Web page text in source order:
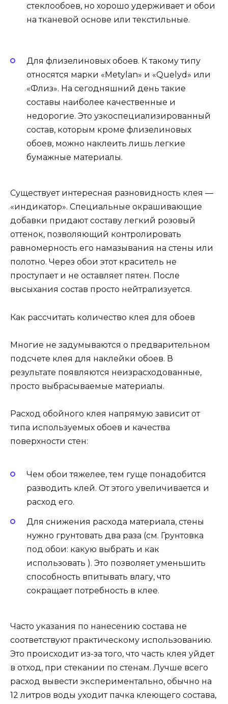
стеклообоев, но хорошо удерживает и обои
на тканевой основе или текстильные.
Для флизелиновых обоев. К такому типу
относятся марки «Metylan» и «Quelyd» или
«Флиз». На сегодняшний день такие
составы наиболее качественные и
недорогие. Это узкоспециализированный
состав, которым кроме флизелиновых
обоев, можно наклеить лишь легкие
бумажные материалы.
Существует интересная разновидность клея —
«индикатор». Специальные окрашивающие
добавки придают составу легкий розовый
оттенок, позволяющий контролировать
равномерность его намазывания на стены или
полотно. Через обои этот краситель не
проступает и не оставляет пятен. После
высыхания состав просто нейтрализуется.
Как рассчитать количество клея для обоев
Многие не задумываются о предварительном
подсчете клея для наклейки обоев. В
результате появляются неизрасходованные,
просто выбрасываемые материалы.
Расход обойного клея напрямую зависит от
типа используемых обоев и качества
поверхности стен:
Чем обои тяжелее, тем гуще понадобится
разводить клей. От этого увеличивается и
расход его.
Для снижения расхода материала, стены
нужно грунтовать два раза (см. Грунтовка
под обои: какую выбрать и как
использовать ). Это позволяет уменьшить
способность впитывать влагу, что
сокращает потребность в клее.
Часто указания по нанесению состава не
соответствуют практическому использованию.
Это происходит из-за того, что часть клея уйдет
в отход, при стекании по стенам. Лучше всего
расход вывести экспериментально, обычно на
12 литров воды уходит пачка клеющего состава,